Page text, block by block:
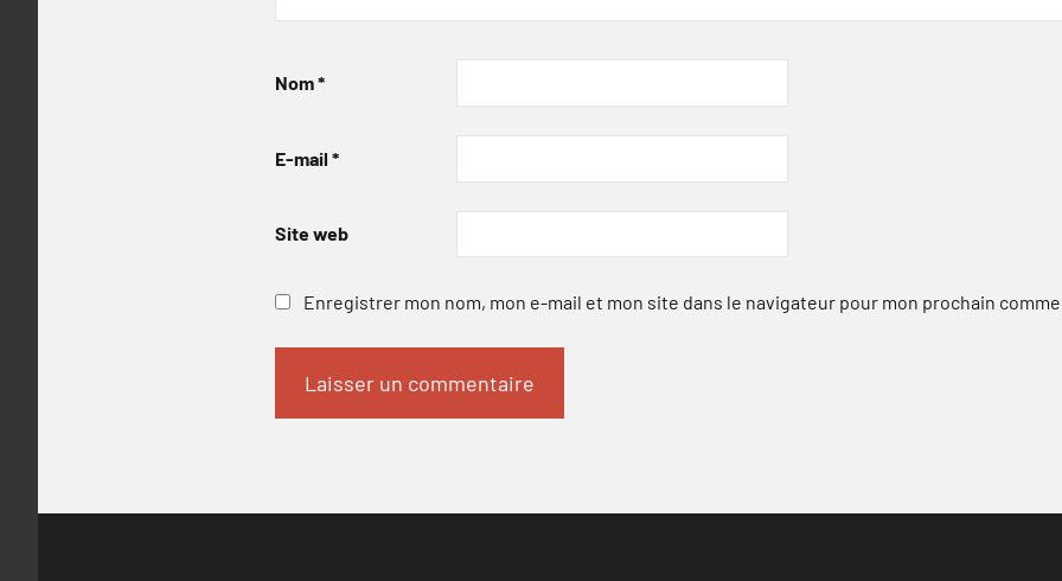
Nom*
E-mail *
Site web
Enregistrer mon nom, mon e-mail et mon site dans le navigateur pour mon prochain